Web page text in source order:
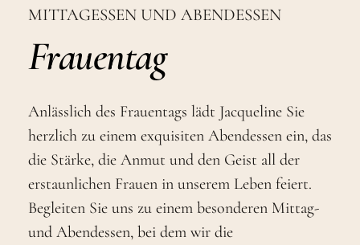
MITTAGESSEN UND ABENDESSEN
Frauentag
Anlässlich des Frauentags lädt Jacqueline Sie
herzlich zu einem exquisiten Abendessen ein, das
die Stärke, die Anmut und den Geist all der
erstaunlichen Frauen in unserem Leben feiert.
Begleiten Sie uns zu einem besonderen Mittag-
und Abendessen, bei dem wir die